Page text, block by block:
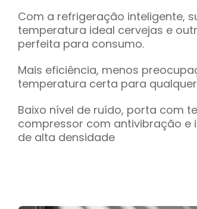
Com a refrigeração inteligente,
temperatura ideal cervejas e
perfeita para consumo.
Mais eficiência, menos
temperatura certa para
Baixo nível de ruído, porta com
compressor com antivibração e
de alta densidade